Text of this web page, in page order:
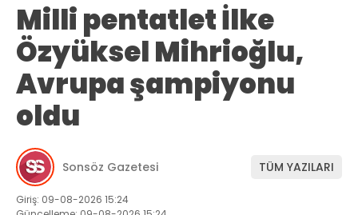
Milli pentatlet İlke
Özyüksel Mihrioğlu,
Avrupa şampiyonu
oldu
Sonsöz Gazetesi TÜM YAZILARI
Giriş: 09-08-2026 15:24